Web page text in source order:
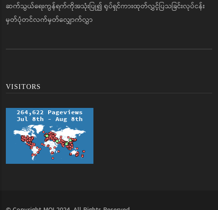
ဆက်သွယ်ရေးကွန်ရက်ကိုအသုံးပြု၍ ရုပ်ရှင်ကားထုတ်လွှင့်ပြသခြင်းလုပ်ငန်း
မှတ်ပုံတင်လက်မှတ်လျှောက်လွှာ
VISITORS